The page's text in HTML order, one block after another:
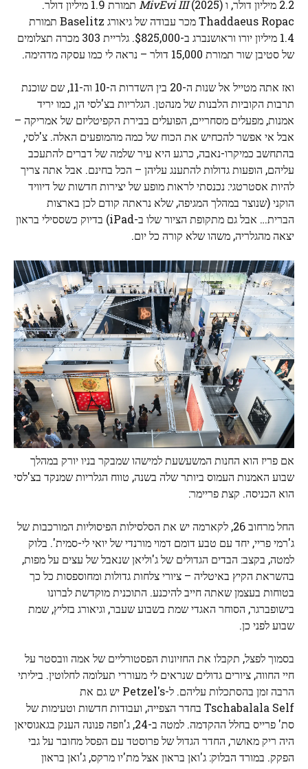
2.2 מיליון דולר, ו
MivEvi III
(2025) תמורת 1.9 מיליון דולר.
Thaddaeus Ropac מכר עבודה של גיאורג Baselitz תמורת
1.4 מיליון יורו וראושנברג ב-$825,000. גלריית 303 מכרה תצלומים
של סטיבן שור תמורת 15,000 דולר – נראה לי כמו עסקה מדהימה.
ואז אתה מטייל אל שנות ה-20 בין השדרות ה-10 וה-11, שם שוכנת
תרבות הקוביות הלבנות של מנהטן. הגלריות בצ'לסי הן, כמו יריד
אמנות, מפעלים מסחריים, הפועלים בבירת הקפיטליזם של אמריקה –
אבל אי אפשר להכחיש את הכוח של כמה מהמופעים האלה. צ'לסי,
בהתחשב כמיקרו-נאבה, כרגע היא עיר שלמה של דברים להתעכב
עליהם, הופעות גדולות להתענג עליהן – הכל בחינם. אבל אתה צריך
להיות אסטרטגי: נכנסתי לראות מופע של יצירות חדשות של דיוויד
הוקני (שנוצר במהלך המגיפה, שלא נראתה קודם לכן בארצות
הברית… אבל גם מתקופת הציור שלו ב-iPad) בדיוק כשססילי בראון
יצאה מהגלריה, משהו שלא קורה כל יום.
אם פריז הוא החנות המשעשעת למישהו שמבקר בניו יורק במהלך
שבוע האמנות העמוס ביותר שלה בשנה, טווח הגלריות שמנקד בצ'לסי
הוא הכניסה. קצת פריימר:
החל מרחוב 26, לקארמה יש את הסלסילות הפיסוליות המורכבות של
ג'רמי פריי, יחד עם טבע דומם דמוי מורנדי של יואי לי-סמית'. בלוק
למטה, בקצב: הבדים הגדולים של ג'וליאן שנאבל של עצים על מפות,
בהשראת הקיץ באיטליה – ציורי צלחות גדולות ומחוספסות כל כך
בטוחות בעצמן שאתה חייב להיכנע. התוכנית מוקדשת לברונו
בישופברגר, הסוחר האגדי שמת בשבוע שעבר, וגיאורג בזליץ, שמת
שבוע לפני כן.
בסמוך לפצל, תקבלו את החזיונות הפסטורליים של אמה וובסטר על
חיי החווה, ציורים גדולים שנראים לי מעוררי תעלומה לחלוטין. ביליתי
הרבה זמן בהסתכלות עליהם. ל-Petzel's יש גם את
Tschabalala Self בחדר הצפייה, ועבודות חדשות וטעימות של
סת' פרייס בחלל ההקדמה. למטה ב-24, ג'וזפה פנונה הענק בגאגוסיאן
היה ריק מאושר, החדר הגדול של פרוסטד עם הפסל מחובר על גבי
הפקק. במורד הבלוק: ג'ואן בראון אצל מת'יו מרקס, ג'ואן בראון